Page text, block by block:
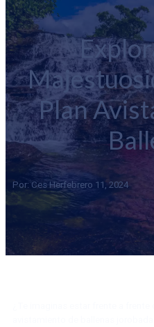
Plan
Por: Ces Herfebrero 11, 2024
¿Te imaginas estar frente a
avistamiento de ballenas